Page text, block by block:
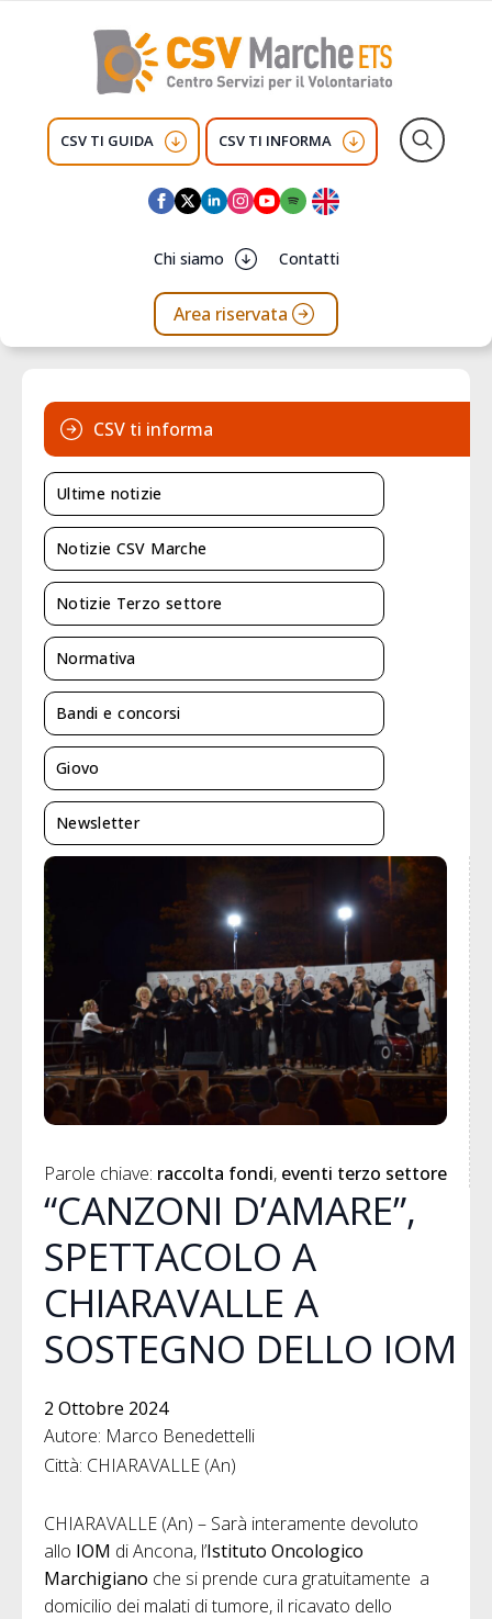
CSV TI GUIDA CSV TI INFORMA
Chi siamo Contatti
Area riservata
Parole chiave: raccolta fondi eventi terzo settore
“CANZONI D’AMARE”,
SPETTACOLO A
CHIARAVALLE A
SOSTEGNO DELLO IOM
2 Ottobre 2024
Autore: Marco Benedettelli
Città: CHIARAVALLE (An)
CHIARAVALLE (An) – Sarà interamente devoluto
allo IOM di Ancona, l’Istituto Oncologico
Marchigiano che si prende cura gratuitamente a
domicilio dei malati di tumore, il ricavato dello
CSV ti informa
Ultime notizie
Notizie CSV Marche
Notizie Terzo settore
Normativa
Bandi e concorsi
Giovo
Newsletter